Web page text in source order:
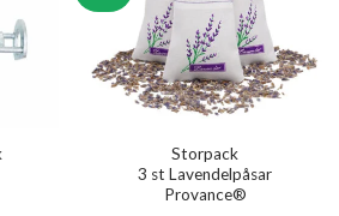
Storpack
3 st Lavendelpåsar
Provance®